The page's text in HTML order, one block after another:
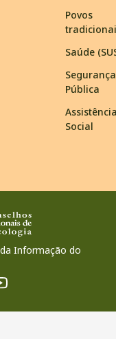
Povos
Saúde
Segurança
Pública
Social
Informação do